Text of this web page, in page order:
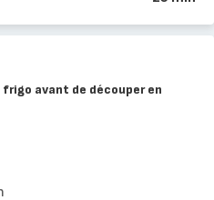
avant de découper en